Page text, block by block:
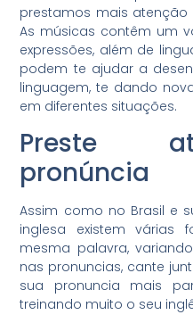
prestamos mais
As músicas contêm um
expressões, além de
podem te ajudar a
linguagem, te dando
em diferentes situações.
Preste
pronúncia
Assim como no Brasil e
inglesa existem várias
mesma palavra,
nas pronuncias, cante
sua pronuncia mais
treinando muito o seu